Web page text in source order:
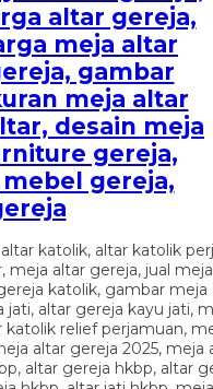
altar gereja,
meja altar
gambar
meja altar
desain meja
gereja,
gereja,